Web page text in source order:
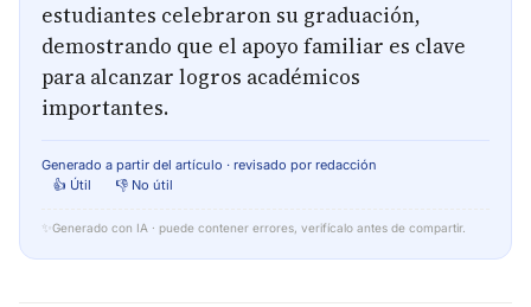
estudiantes celebraron su graduación,
demostrando que el apoyo familiar es clave
para alcanzar logros académicos
importantes.
Generado a partir del artículo · revisado por redacción
👍 Útil
👎 No útil
✨ Generado con IA · puede contener errores, verifícalo antes de compartir.